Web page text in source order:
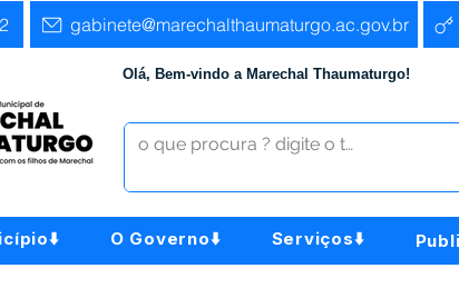
gabinete@marechalthaumaturgo.ac.gov.br
Olá, Bem-vindo a Marechal Thaumaturgo!
O Governo⬇️ Serviços⬇️